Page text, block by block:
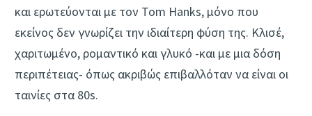
και ερωτεύονται με τον Tom Hanks, μόνο που
εκείνος δεν γνωρίζει την ιδιαίτερη φύση της. Κλισέ,
χαριτωμένο, ρομαντικό και γλυκό -και με μια δόση
περιπέτειας- όπως ακριβώς επιβαλλόταν να είναι οι
ταινίες στα 80s.